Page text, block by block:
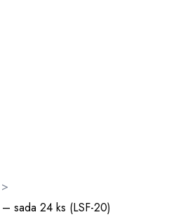
>
sada 24 ks (LSF-20)